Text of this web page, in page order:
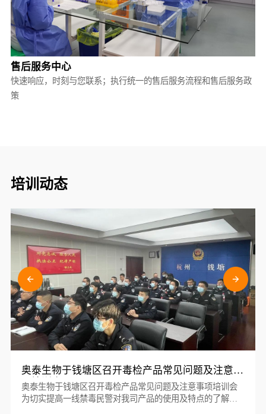
售后服务中心
快速响应，时刻与您联系；执行统一的售后服务流程和售后服务政
策
培训动态
奥泰生物于钱塘区召开毒检产品常见问题及注意事
项培训会
奥泰生物于钱塘区召开毒检产品常见问题及注意事项培训会
为切实提高一线禁毒民警对我司产品的使用及特点的了解，